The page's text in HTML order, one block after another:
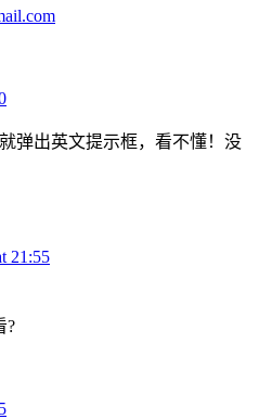
弹出英文提示框，看不懂！没
21:55
?